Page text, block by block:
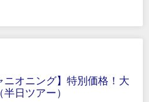
ニオニング】特別価格！大
日ツアー）